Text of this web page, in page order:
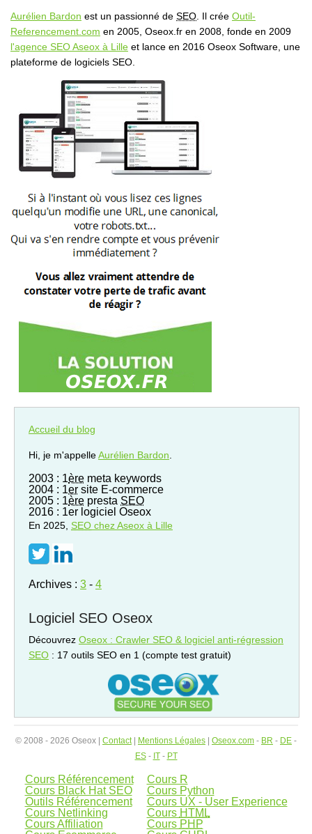
Aurélien Bardon est un passionné de SEO . Il crée Outil-
Referencement.com en 2005, Oseox.fr en 2008, fonde en 2009
l'agence SEO Aseox à Lille et lance en 2016 Oseox Software, une
plateforme de logiciels SEO.
Accueil du blog
Hi, je m'appelleAurélien Bardon
2003 : 1ère meta keywords
2004 : 1er site E-commerce
2005 : 1ère presta SEO
2016 : 1er logiciel Oseox
En 2025, SEO chez Aseox à Lille
Archives : 3 - 4
Logiciel SEO Oseox
Découvrez Oseox : Crawler SEO & logiciel anti-régression
SEO : 17 outils SEO en 1 (compte test gratuit)
© 2008 - 2026 Oseox | Contact| Mentions Légales Oseox.com - BR - DE -
ES- IT- PT
Cours Référencement
Cours Black Hat SEO
Outils Référencement
Cours Netlinking
Cours Affiliation
Cours R
Cours Python
Cours UX - User Experience
Cours HTML
Cours PHP